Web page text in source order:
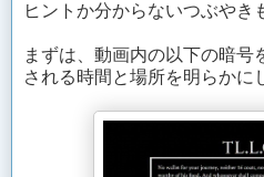
ヒントか分からないつぶやき
まずは、動画内の以下の暗号
される時間と場所を明らかに